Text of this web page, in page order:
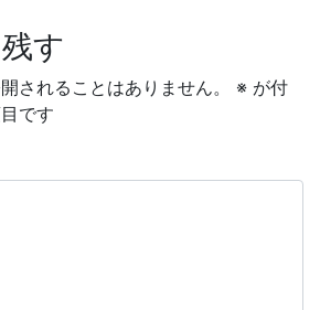
す
されることはありません。 ※ が付
です